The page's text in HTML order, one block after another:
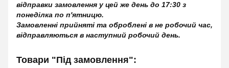
відправки замовлення у цей же день до 17:30 з
понеділка по п'ятницю.
Замовленні прийняті та оброблені в не робочий час,
відправляються в наступний робочий день.
Товари "Під замовлення":